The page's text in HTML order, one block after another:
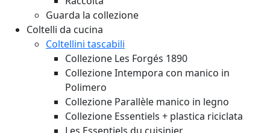
Guarda la collezione
Coltelli da cucina
Coltellini tascabili
Collezione Les Forgés 1890
Collezione Intempora con manico in
Polimero
Collezione Parallèle manico in legno
Collezione Essentiels + plastica riciclata